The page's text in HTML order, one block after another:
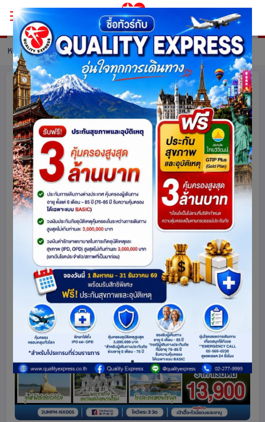
หน้าหลัก ทัวร์ China รายละเอียดทัวร์
มาเก๊า ฮ่องกง จูไห่ 4 วัน 3 คืน โดยสาย
การบิน Air Macau (NX)
เข้าร้านช็อปปิ้ง
จีน ฮ่องกง มาเก๊า 5034 share
ดูโปรแกรมทัวร์ รหัสโปรแกรม :16211